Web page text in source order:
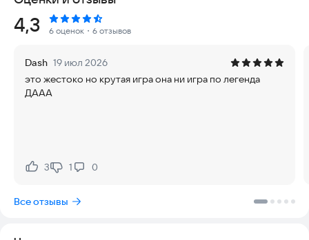
Что есть в игре:
Командные онлайн-бои
Поиск игры через сеть
Вертолёты с возможностью стрельбы
Система монет
Сохранение прогресса
Рейтинг:
4,3 6 оценок ・6 отзывов
Dash 19 июл 2026
это жестоко но крутая игра она ни игра по легенда
ДААА
Нравится:
3Не нравится:
1 0
Все отзывы